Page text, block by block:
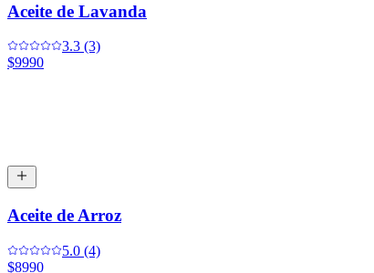
Aceite de Lavanda
3.3 (3)
$9990
Aceite de Arroz
5.0 (4)
$8990